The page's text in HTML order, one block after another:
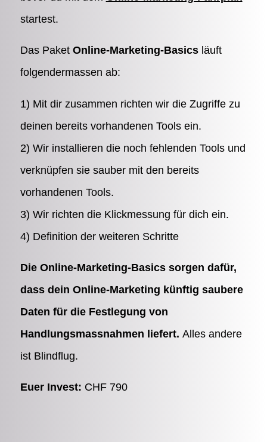
startest.
Das Paket Online-Marketing-Basicsläuft
folgendermassen ab:
1) Mit dir zusammen richten wir die Zugriffe zu
deinen bereits vorhandenen Tools ein.
2) Wir installieren die noch fehlenden Tools und
verknüpfen sie sauber mit den bereits
vorhandenen Tools.
3) Wir richten die Klickmessung für dich ein.
4) Definition der weiteren Schritte
Die Online-Marketing-Basics sorgen dafür,
dass dein Online-Marketing künftig saubere
Daten für die Festlegung von
Handlungsmassnahmen liefert. Alles andere
ist Blindflug.
Euer Invest: CHF 790